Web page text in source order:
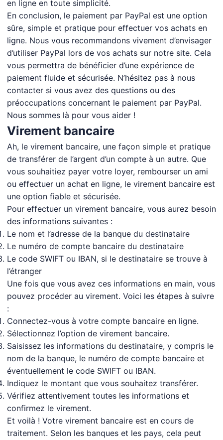
en ligne en toute simplicité.
En conclusion, le paiement par PayPal est une option
sûre, simple et pratique pour effectuer vos achats en
ligne. Nous vous recommandons vivement d’envisager
d’utiliser PayPal lors de vos achats sur notre site. Cela
vous permettra de bénéficier d’une expérience de
paiement fluide et sécurisée. N’hésitez pas à nous
contacter si vous avez des questions ou des
préoccupations concernant le paiement par PayPal.
Nous sommes là pour vous aider !
Virement bancaire
Ah, le virement bancaire, une façon simple et pratique
de transférer de l’argent d’un compte à un autre. Que
vous souhaitiez payer votre loyer, rembourser un ami
ou effectuer un achat en ligne, le virement bancaire est
une option fiable et sécurisée.
Pour effectuer un virement bancaire, vous aurez besoin
des informations suivantes :
Le nom et l’adresse de la banque du destinataire
Le numéro de compte bancaire du destinataire
Le code SWIFT ou IBAN, si le destinataire se trouve à
l’étranger
Une fois que vous avez ces informations en main, vous
pouvez procéder au virement. Voici les étapes à suivre
:
Connectez-vous à votre compte bancaire en ligne.
Sélectionnez l’option de virement bancaire.
Saisissez les informations du destinataire, y compris le
nom de la banque, le numéro de compte bancaire et
éventuellement le code SWIFT ou IBAN.
Indiquez le montant que vous souhaitez transférer.
Vérifiez attentivement toutes les informations et
confirmez le virement.
Et voilà ! Votre virement bancaire est en cours de
traitement. Selon les banques et les pays, cela peut